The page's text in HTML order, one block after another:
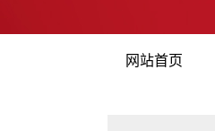
网站首页